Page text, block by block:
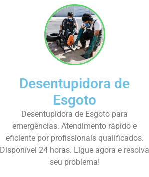
Desentupidora de
Esgoto
Desentupidora de Esgoto para
emergências. Atendimento rápido e
eficiente por profissionais qualificados.
Disponível 24 horas. Ligue agora e resolva
seu problema!